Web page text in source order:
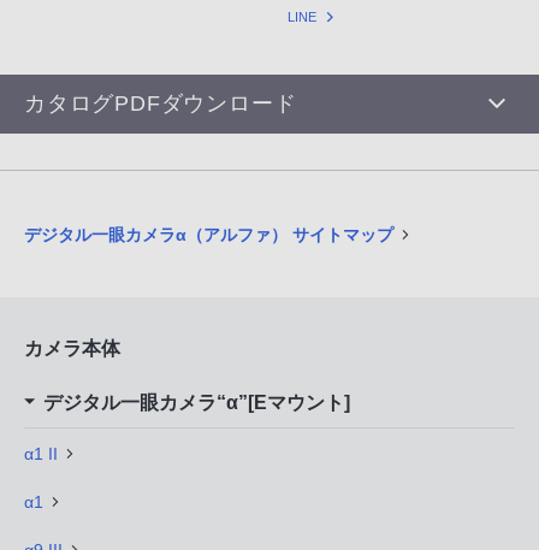
LINE
カタログPDFダウンロード
デジタル一眼カメラα（アルファ） サイトマップ
カメラ本体
デジタル一眼カメラ“α”[Eマウント]
α1 II
α1